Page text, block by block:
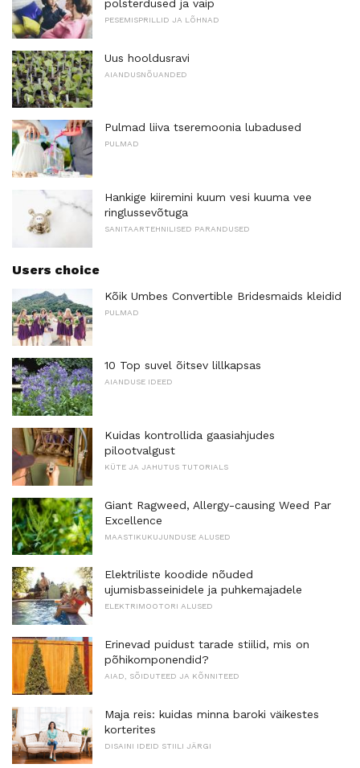
polsterdused ja vaip
PESEMISPRILLID JA LÕHNAD
Uus hooldusravi
AIANDUSNÕUANDED
Pulmad liiva tseremoonia lubadused
PULMAD
Hankige kiiremini kuum vesi kuuma vee
ringlussevõtuga
SANITAARTEHNILISED PARANDUSED
Users choice
Kõik Umbes Convertible Bridesmaids kleidid
PULMAD
10 Top suvel õitsev lillkapsas
AIANDUSE IDEED
Kuidas kontrollida gaasiahjudes
pilootvalgust
KÜTE JA JAHUTUS TUTORIALS
Giant Ragweed, Allergy-causing Weed Par
Excellence
MAASTIKUKUJUNDUSE ALUSED
Elektriliste koodide nõuded
ujumisbasseinidele ja puhkemajadele
ELEKTRIMOOTORI ALUSED
Erinevad puidust tarade stiilid, mis on
põhikomponendid?
AIAD, SÕIDUTEED JA KÕNNITEED
Maja reis: kuidas minna baroki väikestes
korterites
DISAINI IDEID STIILI JÄRGI